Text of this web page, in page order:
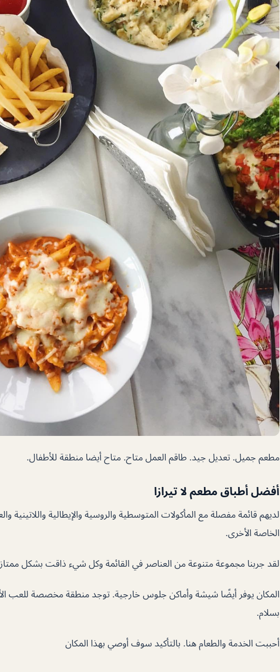
مطعم جميل. تعديل جيد. طاقم العمل متاح. متاح أيضا منطقة للأطفال.
أفضل أطباق مطعم لا تيرازا
لديهم قائمة مفصلة مع المأكولات المتوسطية والروسية والإيطالية واللاتينية
الخاصة الأخرى.
لقد جربنا مجموعة متنوعة من العناصر في القائمة وكل شيء ذاقت بشكل
المكان يوفر أيضًا شيشة وأماكن جلوس خارجية. توجد منطقة مخصصة للعب
بسلام.
أحببت الخدمة والطعام هنا. بالتأكيد سوف أوصي بهذا المكان